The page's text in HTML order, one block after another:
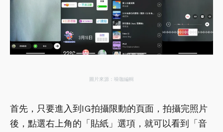
圖片來源：噪咖編輯
首先，只要進入到IG拍攝限動的頁面，拍攝完照片
後，點選右上角的「貼紙」選項，就可以看到「音